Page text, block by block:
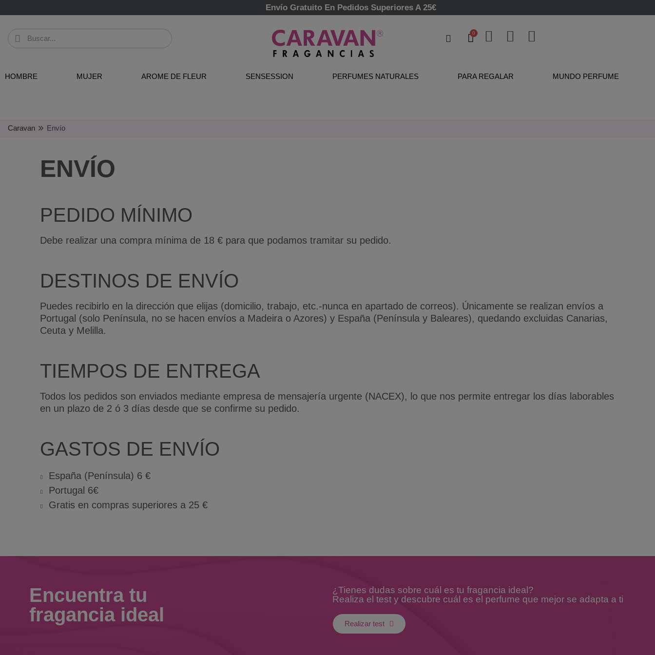
Envío Gratuito En Pedidos Superiores A 25€
HOMBRE MUJER AROME DE FLEUR SENSESSION PERFUMES NATURALES PARA REGALAR MUNDO PERFUME
Caravan Envío
ENVÍO
PEDIDO MÍNIMO
Debe realizar una compra mínima de 18 € para que podamos tramitar su pedido.
DESTINOS DE ENVÍO
Puedes recibirlo en la dirección que elijas (domicilio, trabajo, etc.-nunca en apartado de correos). Únicamente se realizan envíos a
Portugal (solo Península, no se hacen envíos a Madeira o Azores) y España (Península y Baleares), quedando excluidas Canarias,
Ceuta y Melilla.
TIEMPOS DE ENTREGA
Todos los pedidos son enviados mediante empresa de mensajería urgente (NACEX), lo que nos permite entregar los días laborables
en un plazo de 2 ó 3 días desde que se confirme su pedido.
GASTOS DE ENVÍO
España (Península) 6 €
Portugal 6€
Gratis en compras superiores a 25 €
Encuentra tu
fragancia ideal
¿Tienes dudas sobre cuál es tu fragancia ideal?
Realiza el test y descubre cuál es el perfume que mejor se adapta a ti
Realizar test